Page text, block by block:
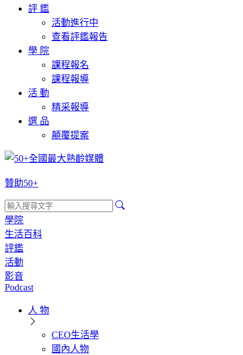
評 鑑
活動進行中
查看評鑑報告
學 院
課程報名
課程報導
活 動
精采報導
選 品
顛覆提案
贊助50+
學院
生活百科
評鑑
活動
影音
Podcast
人 物
CEO生活學
國內人物